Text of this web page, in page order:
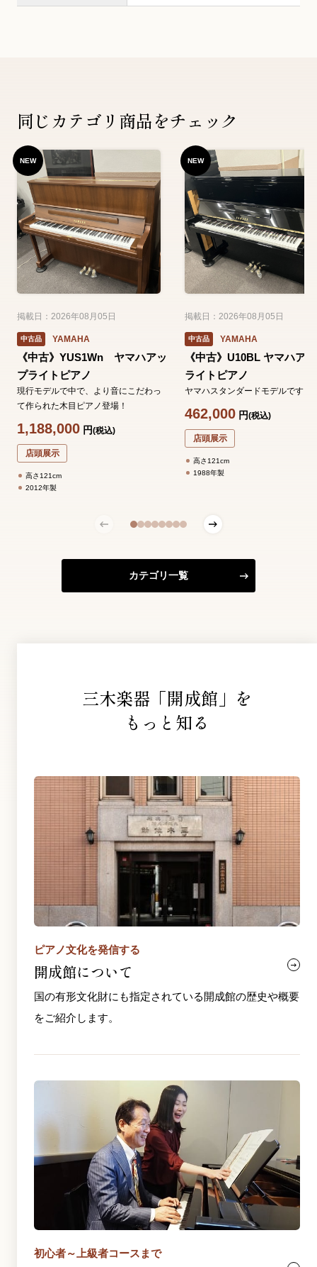
同じカテゴリ商品をチェック
NEW
掲載日：2026年08月05日
中古品 YAMAHA
《中古》YUS1Wn ヤマハアッ
プライトピアノ
現行モデルで中で、より音にこだわっ
て作られた木目ピアノ登場！
1,188,000円(税込)
店頭展示
高さ121cm
2012年製
NEW
掲載日：2026年08月05日
中古品 YAMAHA
《中古》U10BL ヤマハア
ライトピアノ
ヤマハスタンダードモデルです。
462,000円(税込)
店頭展示
高さ121cm
1988年製
カテゴリ一覧
三木楽器「開成館」を
もっと知る
ピアノ文化を発信する
開成館について
国の有形文化財にも指定されている開成館の歴史や概要
をご紹介します。
初心者～上級者コースまで